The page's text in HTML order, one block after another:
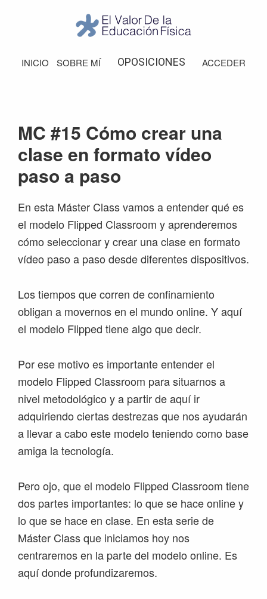
navegación
principal
barra
Valor
de
INICIO SOBRE MÍ OPOSICIONES ACCEDER
MC #15 Cómo crear una
clase en formato vídeo
paso a paso
En esta Máster Class vamos a entender qué es
el modelo Flipped Classroom y aprenderemos
cómo seleccionar y crear una clase en formato
vídeo paso a paso desde diferentes dispositivos.
Los tiempos que corren de confinamiento
obligan a movernos en el mundo online. Y aquí
el modelo Flipped tiene algo que decir.
Por ese motivo es importante entender el
modelo Flipped Classroom para situarnos a
nivel metodológico y a partir de aquí ir
adquiriendo ciertas destrezas que nos ayudarán
a llevar a cabo este modelo teniendo como base
amiga la tecnología.
Pero ojo, que el modelo Flipped Classroom tiene
dos partes importantes: lo que se hace online y
lo que se hace en clase. En esta serie de
Máster Class que iniciamos hoy nos
centraremos en la parte del modelo online. Es
aquí donde profundizaremos.